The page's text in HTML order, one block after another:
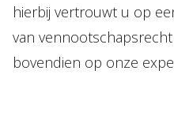
hierbij vertrouwt u op
van
bovendien op onze